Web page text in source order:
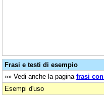
Frasi e testi di esempio
»» Vedi anche la pagina frasi
Esempi d'uso